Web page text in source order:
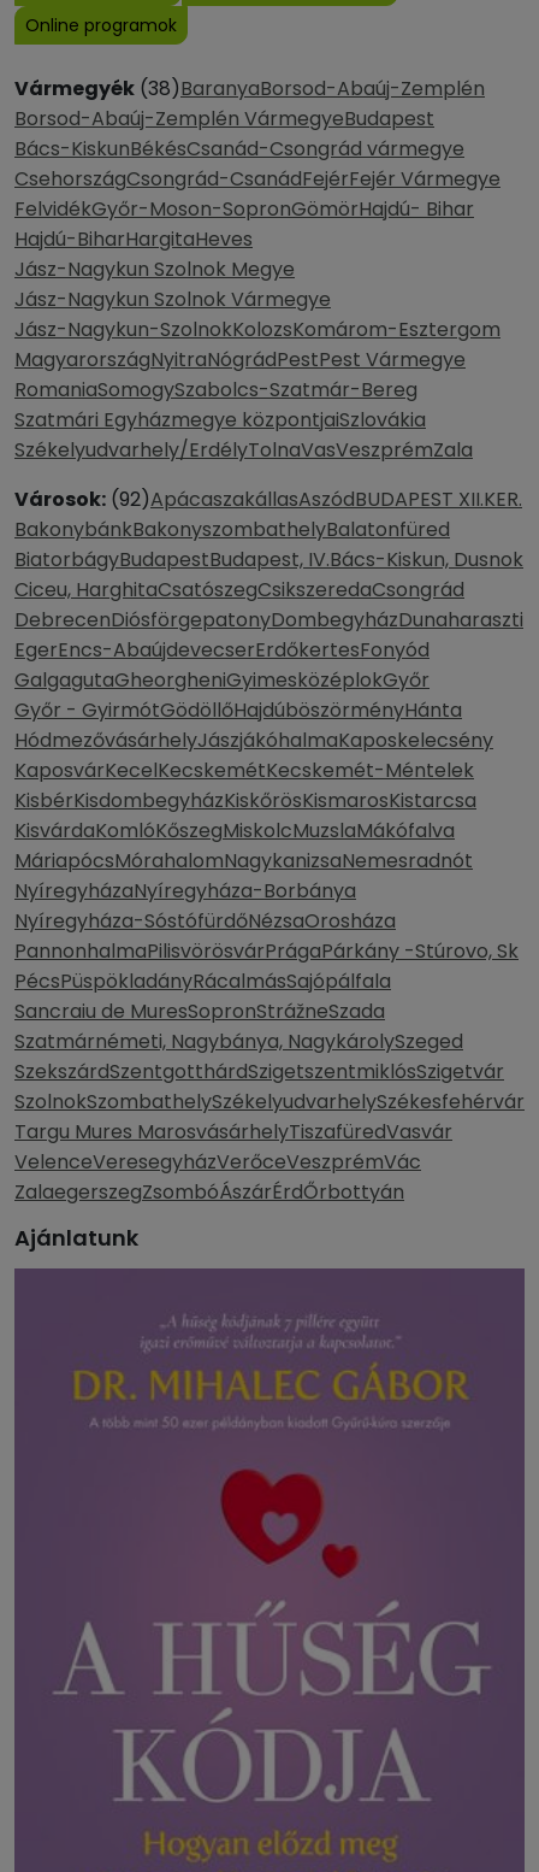
Online programok
Vármegyék (38)BaranyaBorsod-Abaúj-Zemplén
Borsod-Abaúj-Zemplén VármegyeBudapest
Bács-KiskunBékésCsanád-Csongrád vármegye
CsehországCsongrád-CsanádFejérFejér Vármegye
FelvidékGyőr-Moson-SopronGömörHajdú- Bihar
Hajdú-BiharHargitaHeves
Jász-Nagykun Szolnok Megye
Jász-Nagykun Szolnok Vármegye
Jász-Nagykun-SzolnokKolozsKomárom-Esztergom
MagyarországNyitraNógrádPestPest Vármegye
RomaniaSomogySzabolcs-Szatmár-Bereg
Szatmári Egyházmegye központjaiSzlovákia
Székelyudvarhely/ErdélyTolnaVasVeszprémZala
Városok: (92)ApácaszakállasAszódBUDAPEST XII.KER.
BakonybánkBakonyszombathelyBalatonfüred
BiatorbágyBudapestBudapest, IV.Bács-Kiskun, Dusnok
Ciceu, HarghitaCsatószegCsikszeredaCsongrád
DebrecenDiósförgepatonyDombegyházDunaharaszti
EgerEncs-AbaújdevecserErdőkertesFonyód
GalgagutaGheorgheniGyimesközéplokGyőr
Győr - GyirmótGödöllőHajdúböszörményHánta
HódmezővásárhelyJászjákóhalmaKaposkelecsény
KaposvárKecelKecskemétKecskemét-Méntelek
KisbérKisdombegyházKiskőrösKismarosKistarcsa
KisvárdaKomlóKőszegMiskolcMuzslaMákófalva
MáriapócsMórahalomNagykanizsaNemesradnót
NyíregyházaNyíregyháza-Borbánya
Nyíregyháza-SóstófürdőNézsaOrosháza
PannonhalmaPilisvörösvárPrágaPárkány -Stúrovo, Sk
PécsPüspökladányRácalmásSajópálfala
Sancraiu de MuresSopronStrážneSzada
Szatmárnémeti, Nagybánya, NagykárolySzeged
SzekszárdSzentgotthárdSzigetszentmiklósSzigetvár
SzolnokSzombathelySzékelyudvarhelySzékesfehérvár
Targu Mures MarosvásárhelyTiszafüredVasvár
VelenceVeresegyházVerőceVeszprémVác
ZalaegerszegZsombóÁszárÉrdŐrbottyán
Ajánlatunk